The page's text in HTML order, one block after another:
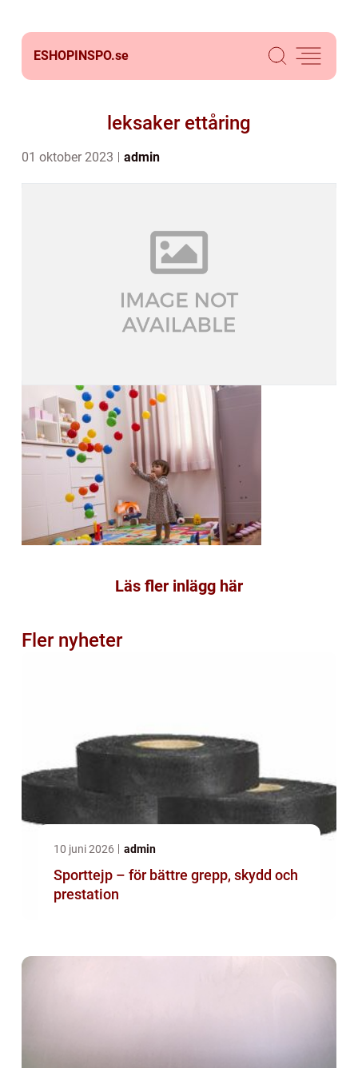
ESHOPINSPO.se
leksaker ettåring
01 oktober 2023 admin
Läs fler inlägg här
Fler nyheter
10 juni 2026 admin
Sporttejp – för bättre grepp, skydd och
prestation